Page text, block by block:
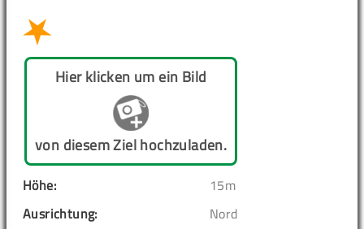
Hier klicken um ein Bild
von diesem Ziel hochzuladen.
Höhe:
15m
Ausrichtung:
Nord